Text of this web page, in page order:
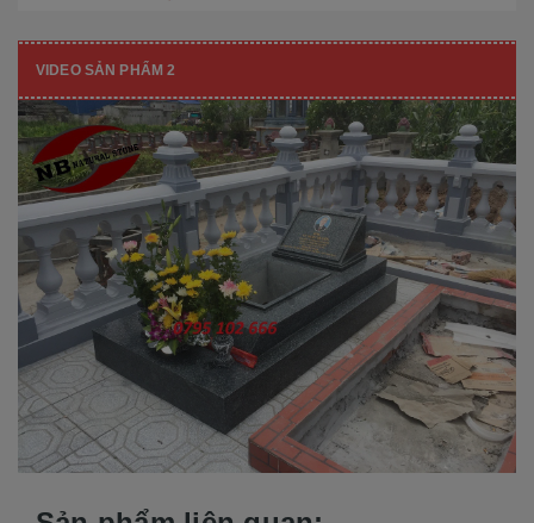
VIDEO SẢN PHẨM 2